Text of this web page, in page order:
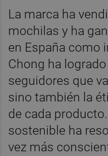
La marca ha
mochilas y ha
en España como
Chong ha
seguidores que
sino también la
de cada
sostenible ha
vez más